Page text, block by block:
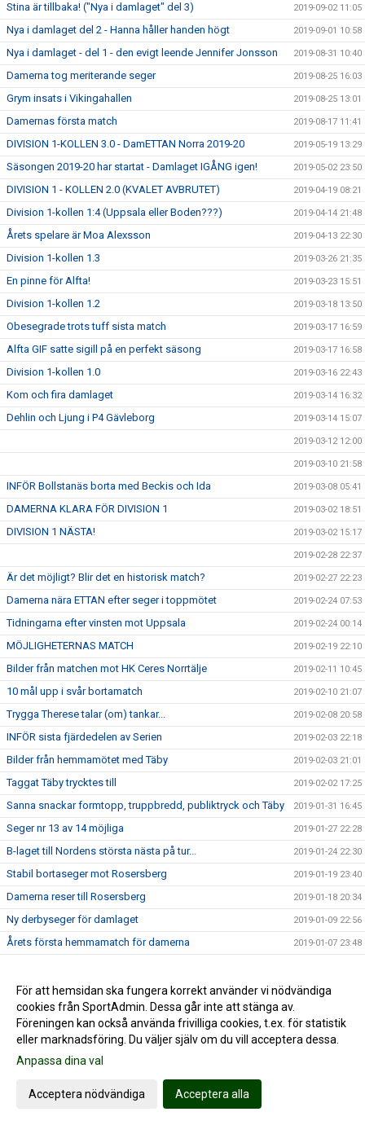
Stina är tillbaka! ("Nya i damlaget" del 3) 2019-09-02 11:05
Nya i damlaget del 2 - Hanna håller handen högt 2019-09-01 10:58
Nya i damlaget - del 1 - den evigt leende Jennifer Jonsson 2019-08-31 10:40
Damerna tog meriterande seger 2019-08-25 16:03
Grym insats i Vikingahallen 2019-08-25 13:01
Damernas första match 2019-08-17 11:41
DIVISION 1-KOLLEN 3.0 - DamETTAN Norra 2019-20 2019-05-19 13:29
Säsongen 2019-20 har startat - Damlaget IGÅNG igen! 2019-05-02 23:50
DIVISION 1 - KOLLEN 2.0 (KVALET AVBRUTET) 2019-04-19 08:21
Division 1-kollen 1:4 (Uppsala eller Boden???) 2019-04-14 21:48
Årets spelare är Moa Alexsson 2019-04-13 22:30
Division 1-kollen 1.3 2019-03-26 21:35
En pinne för Alfta! 2019-03-23 15:51
Division 1-kollen 1.2 2019-03-18 13:50
Obesegrade trots tuff sista match 2019-03-17 16:59
Alfta GIF satte sigill på en perfekt säsong 2019-03-17 16:58
Division 1-kollen 1.0 2019-03-16 22:43
Kom och fira damlaget 2019-03-14 16:32
Dehlin och Ljung i P4 Gävleborg 2019-03-14 15:07
2019-03-12 12:00
2019-03-10 21:58
INFÖR Bollstanäs borta med Beckis och Ida 2019-03-08 05:41
DAMERNA KLARA FÖR DIVISION 1 2019-03-02 18:51
DIVISION 1 NÄSTA! 2019-03-02 15:17
2019-02-28 22:37
Är det möjligt? Blir det en historisk match? 2019-02-27 22:23
Damerna nära ETTAN efter seger i toppmötet 2019-02-24 07:53
Tidningarna efter vinsten mot Uppsala 2019-02-24 00:14
MÖJLIGHETERNAS MATCH 2019-02-19 22:10
Bilder från matchen mot HK Ceres Norrtälje 2019-02-11 10:45
10 mål upp i svår bortamatch 2019-02-10 21:07
Trygga Therese talar (om) tankar... 2019-02-08 20:58
INFÖR sista fjärdedelen av Serien 2019-02-03 22:18
Bilder från hemmamötet med Täby 2019-02-03 21:01
Taggat Täby trycktes till 2019-02-02 17:25
Sanna snackar formtopp, truppbredd, publiktryck och Täby 2019-01-31 16:45
Seger nr 13 av 14 möjliga 2019-01-27 22:28
B-laget till Nordens största nästa på tur... 2019-01-24 22:30
Stabil bortaseger mot Rosersberg 2019-01-19 23:40
Damerna reser till Rosersberg 2019-01-18 20:34
Ny derbyseger för damlaget 2019-01-09 22:56
Årets första hemmamatch för damerna 2019-01-07 23:48
Rivstart för damlaget! 2019-01-05 22:16
INFÖR OMSTARTEN av damtvåan 2019-01-04 22:00
Alfta GIF Handboll önskar GOD JUL! 2018-12-23 17:33
Alfta GIF satte snygg punkt för historisk höstsäsong
Svårspelat när damerna kompletterade hösten
Damerna möter ännu ett topplag
För att hemsidan ska fungera korrekt använder vi nödvändiga
cookies från SportAdmin. Dessa går inte att stänga av.
Föreningen kan också använda frivilliga cookies, t.ex. för statistik
eller marknadsföring. Du väljer själv om du vill acceptera dessa.
Anpassa dina val
Acceptera nödvändiga Acceptera alla